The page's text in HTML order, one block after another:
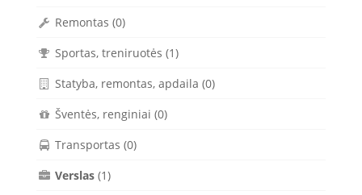
Remontas (0)
Sportas, treniruotės (1)
Statyba, remontas, apdaila (0)
Šventės, renginiai (0)
Transportas (0)
Verslas (1)